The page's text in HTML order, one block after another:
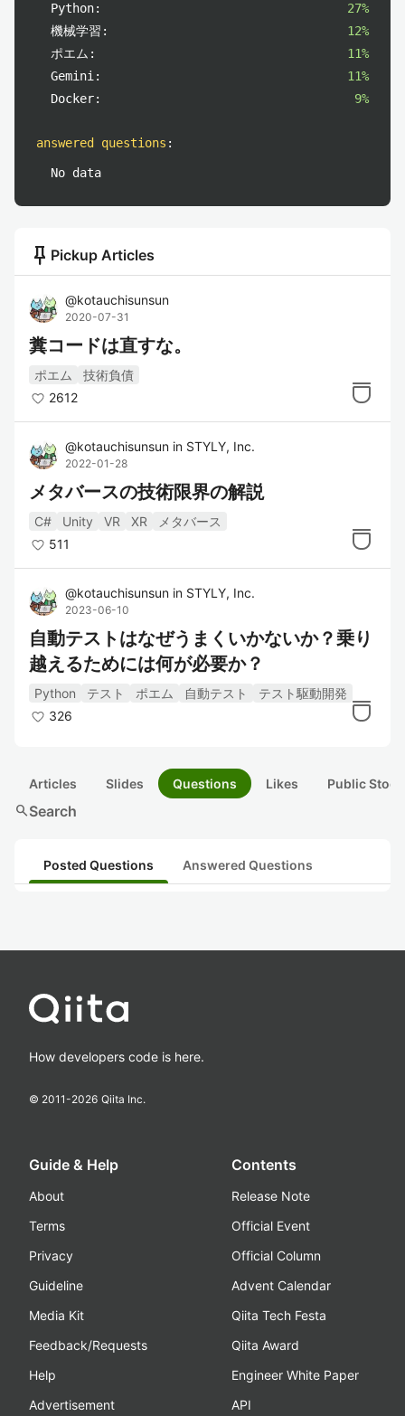
Python:
27%
機械学習:
12%
ポエム:
11%
Gemini:
11%
Docker:
9%
answered questions :
No data
push_pin Pickup Articles
@kotauchisunsun
2020-07-31
糞コードは直すな。
ポエム
技術負債
2612
@kotauchisunsun in STYLY, Inc.
2022-01-28
メタバースの技術限界の解説
C# Unity VR XR
メタバース
511
@kotauchisunsun in STYLY, Inc.
2023-06-10
自動テストはなぜうまくいかないか？乗り
越えるためには何が必要か？
Python テスト ポエム 自動テスト
テスト駆動開発
326
Articles Slides Questions Likes Public
searchSearch
Posted Questions Answered Questions
How developers code is here.
© 2011-2026 Qiita Inc.
Guide & Help
About
Terms
Privacy
Guideline
Media Kit
Feedback/Requests
Help
Advertisement
Contents
Release Note
Official Event
Official Column
Advent Calendar
Qiita Tech Festa
Qiita Award
Engineer White Paper
API